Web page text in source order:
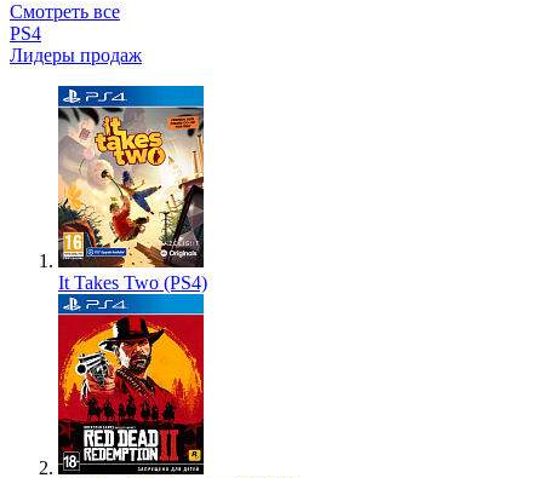
Смотреть все
PS4
Лидеры продаж
It Takes Two (PS4)